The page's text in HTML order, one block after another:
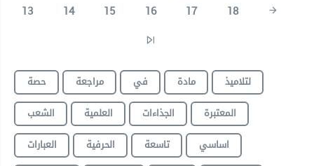
13
14 15 16 17 18
حصة مراجعة في مادة
لتلاميذ
الشعب
العلمية الجذاءات
المعتبرة
العبارات
الحرفية تاسعة
اساسي